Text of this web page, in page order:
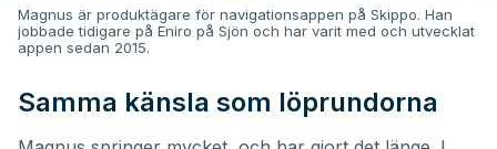
Magnus är produktägare för navigationsappen på Skippo. Han
jobbade tidigare på Eniro på Sjön och har varit med och utvecklat
appen sedan 2015.
Samma känsla som löprundorna